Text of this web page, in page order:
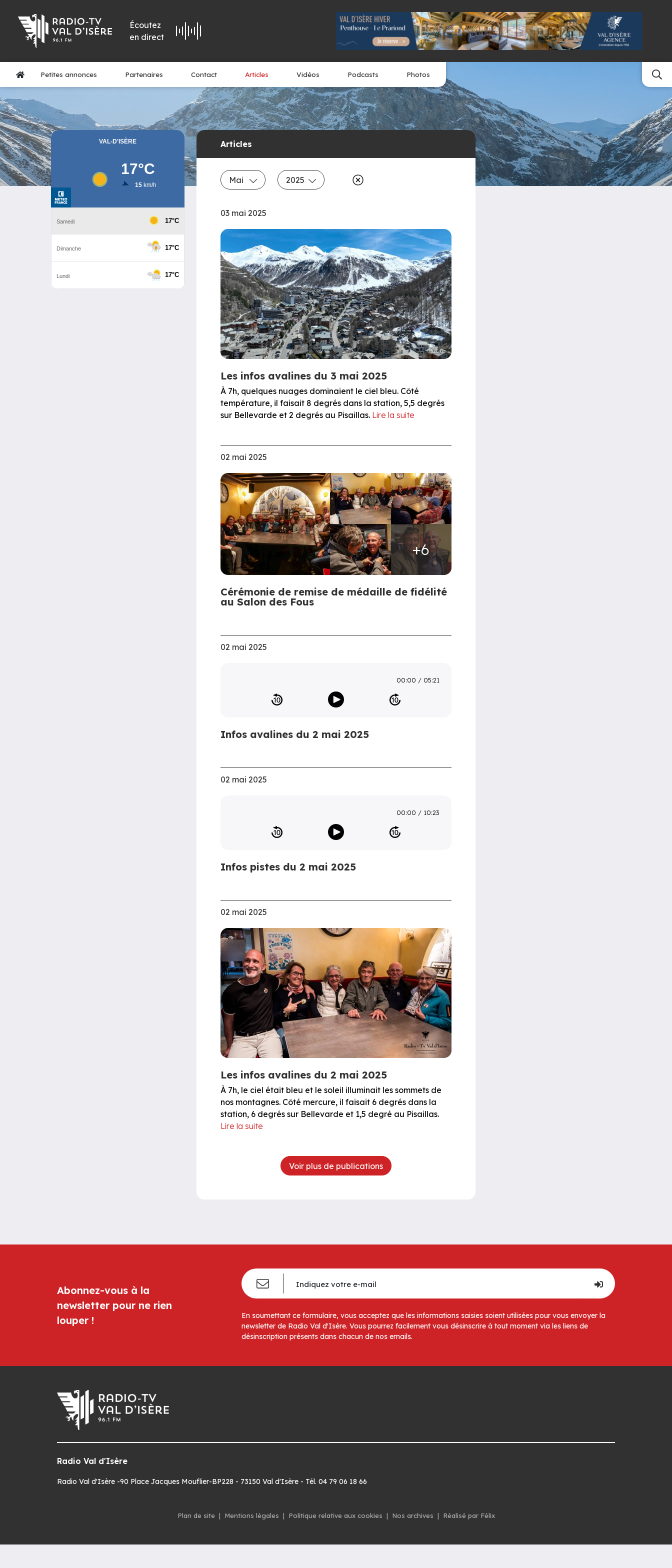
Écoutez
en direct
Petites annonces Partenaires Contact Articles Vidéos Podcasts Photos
Articles
Mai 2025
03 mai 2025
Les infos avalines du 3 mai 2025
À 7h, quelques nuages dominaient le ciel bleu. Côté
température, il faisait 8 degrés dans la station, 5,5 degrés
sur Bellevarde et 2 degrés au Pisaillas. Lire la suite
02 mai 2025
+6
Cérémonie de remise de médaille de fidélité
au Salon des Fous
02 mai 2025
00:00 05:21
Infos avalines du 2 mai 2025
02 mai 2025
00:00 10:23
Infos pistes du 2 mai 2025
02 mai 2025
Les infos avalines du 2 mai 2025
À 7h, le ciel était bleu et le soleil illuminait les sommets de
nos montagnes. Côté mercure, il faisait 6 degrés dans la
station, 6 degrés sur Bellevarde et 1,5 degré au Pisaillas.
Lire la suite
Voir plus de publications
Abonnez-vous à la
newsletter pour ne rien
louper !
En soumettant ce formulaire, vous acceptez que les informations saisies soient utilisées pour vous envoyer la
newsletter de Radio Val d'Isère. Vous pourrez facilement vous désinscrire à tout moment via les liens de
désinscription présents dans chacun de nos emails.
Radio Val d'Isère
Radio Val d'Isère -90 Place Jacques Mouflier-BP228 - 73150 Val d'Isère - Tél. 04 79 06 18 66
Plan de site | Mentions légales | Politique relative aux cookies | Nos archives | Réalisé par Félix